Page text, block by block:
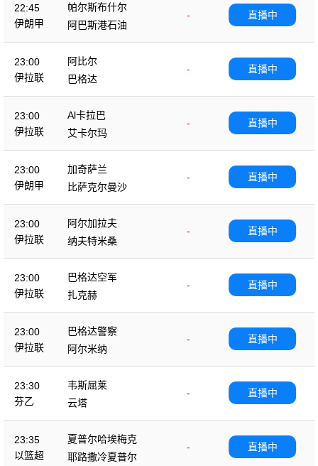
22:45
伊朗甲
帕尔斯布什尔
-
阿巴斯港石油
直播中
23:00
伊拉联
阿比尔
-
巴格达
直播中
23:00
伊拉联
Al卡拉巴
-
艾卡尔玛
直播中
23:00
伊朗甲
加奇萨兰
-
比萨克尔曼沙
直播中
23:00
伊拉联
阿尔加拉夫
-
纳夫特米桑
直播中
23:00
伊拉联
巴格达空军
-
扎克赫
直播中
23:00
伊拉联
巴格达警察
-
阿尔米纳
直播中
23:30
芬乙
韦斯屈莱
-
云塔
直播中
23:35
以篮超
夏普尔哈埃梅克
-
耶路撒冷夏普尔
直播中